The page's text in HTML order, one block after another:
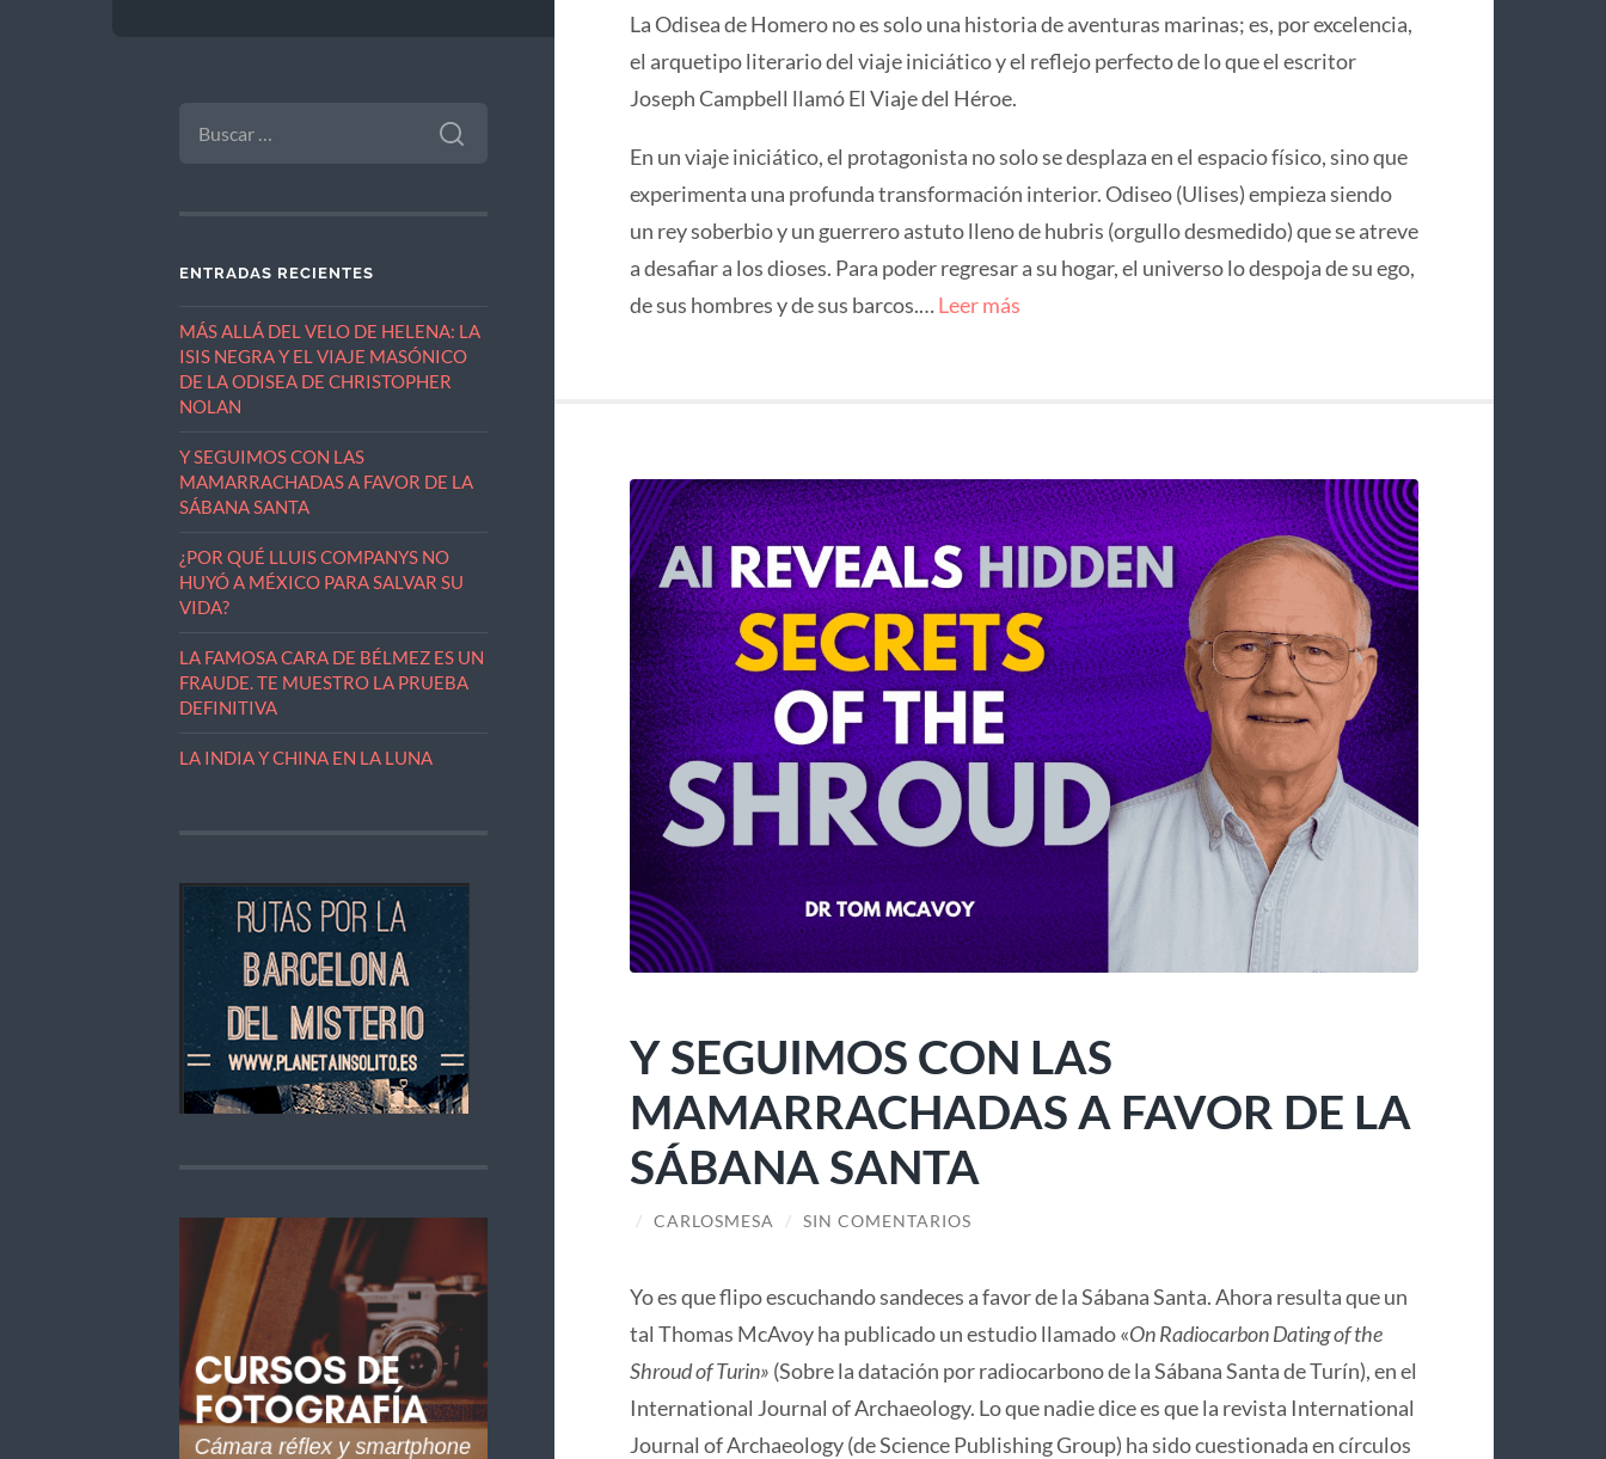
ENTRADAS RECIENTES
MÁS ALLÁ DEL VELO DE HELENA: LA
ISIS NEGRA Y EL VIAJE MASÓNICO
DE LA ODISEA DE CHRISTOPHER
NOLAN
Y SEGUIMOS CON LAS
MAMARRACHADAS A FAVOR DE LA
SÁBANA SANTA
¿POR QUÉ LLUIS COMPANYS NO
HUYÓ A MÉXICO PARA SALVAR SU
VIDA?
LA FAMOSA CARA DE BÉLMEZ ES UN
FRAUDE. TE MUESTRO LA PRUEBA
DEFINITIVA
LA INDIA Y CHINA EN LA LUNA
La Odisea de Homero no es solo una historia de aventuras marinas; es, por excelencia,
el arquetipo literario del viaje iniciático y el reflejo perfecto de lo que el escritor
Joseph Campbell llamó El Viaje del Héroe.
En un viaje iniciático, el protagonista no solo se desplaza en el espacio físico, sino que
experimenta una profunda transformación interior. Odiseo (Ulises) empieza siendo
un rey soberbio y un guerrero astuto lleno de hubris (orgullo desmedido) que se atreve
a desafiar a los dioses. Para poder regresar a su hogar, el universo lo despoja de su ego,
de sus hombres y de sus barcos.…Leer más
Y SEGUIMOS CON LAS
MAMARRACHADAS A FAVOR DE LA
SÁBANA SANTA
/ CARLOSMESA / SIN COMENTARIOS
Yo es que flipo escuchando sandeces a favor de la Sábana Santa. Ahora resulta que un
tal Thomas McAvoy ha publicado un estudio llamado «On Radiocarbon Dating of the
Shroud of Turin» (Sobre la datación por radiocarbono de la Sábana Santa de Turín), en el
International Journal of Archaeology. Lo que nadie dice es que la revista International
Journal of Archaeology (de Science Publishing Group) ha sido cuestionada en círculos